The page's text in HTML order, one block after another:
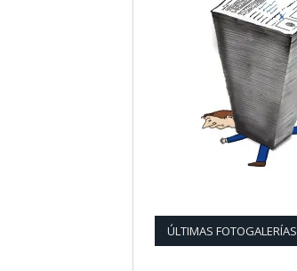
ÚLTIMAS FOTOGALERÍAS